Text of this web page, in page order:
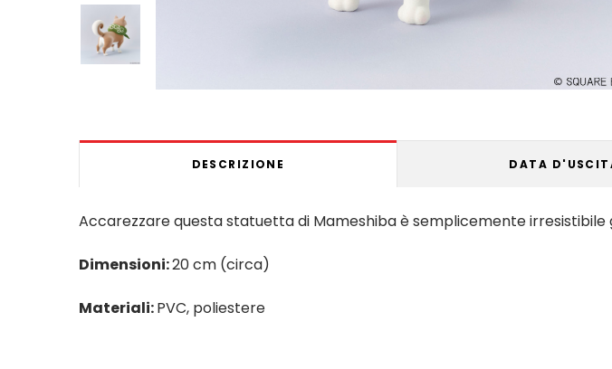
DESCRIZIONE DATA
Accarezzare questa statuetta di Mameshiba è semplicemente
Dimensioni:20 cm (circa)
Materiali:PVC, poliestere